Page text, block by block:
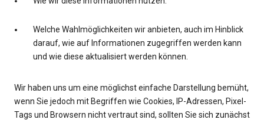
Welche Wahlmöglichkeiten wir anbieten, auch im Hinblick
darauf, wie auf Informationen zugegriffen werden kann
und wie diese aktualisiert werden können.
Wir haben uns um eine möglichst einfache Darstellung bemüht,
wenn Sie jedoch mit Begriffen wie Cookies, IP-Adressen, Pixel-
Tags und Browsern nicht vertraut sind, sollten Sie sich zunächst